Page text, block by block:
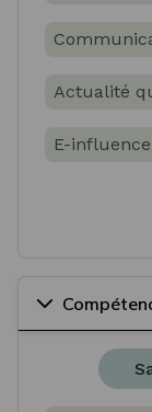
Actualité
E-influence